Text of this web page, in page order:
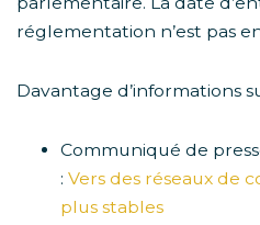
réglementation n’est pas
Davantage d’informations
Communiqué de
: Vers des réseaux de
plus stables